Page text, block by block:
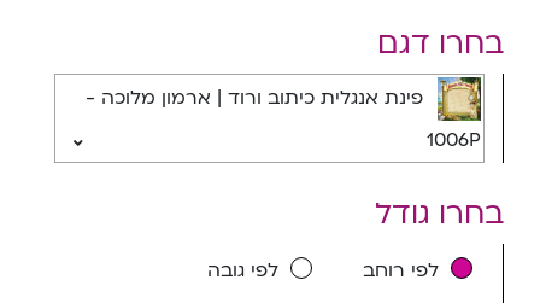
בחרו דגם
פינת אנגלית כיתוב ורוד | ארמון מלוכה -
1006P
בחרו גודל
לפי רוחב לפי גובה